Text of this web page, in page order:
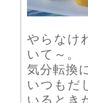
やらなけ
いて～。
気分転換
いつもだ
いるとき